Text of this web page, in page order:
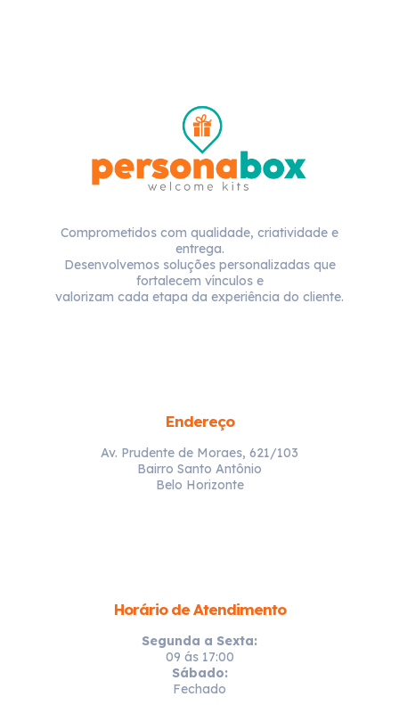
Comprometidos com qualidade, criatividade e
entrega.
Desenvolvemos soluções personalizadas que
fortalecem vínculos e
valorizam cada etapa da experiência do cliente.
Endereço
Av. Prudente de Moraes, 621/103
Bairro Santo Antônio
Belo Horizonte
Horário de Atendimento
Segunda a Sexta:
09 ás 17:00
Sábado:
Fechado